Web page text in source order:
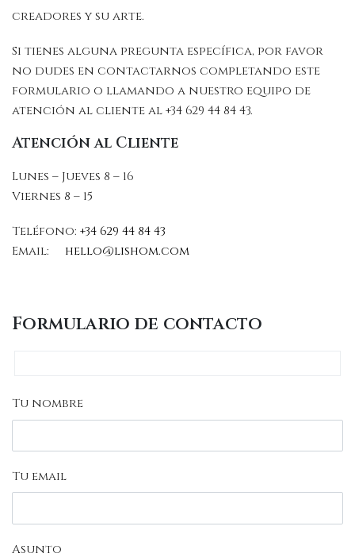
creadores y su arte.
Si tienes alguna pregunta específica, por favor
no dudes en contactarnos completando este
formulario o llamando a nuestro equipo de
atención al cliente al +34 629 44 84 43.
Atención al Cliente
Lunes – Jueves 8 – 16
Viernes 8 – 15
Teléfono: +34 629 44 84 43
Email: hello@lishom.com
Formulario de contacto
Tu nombre
Tu email
Asunto